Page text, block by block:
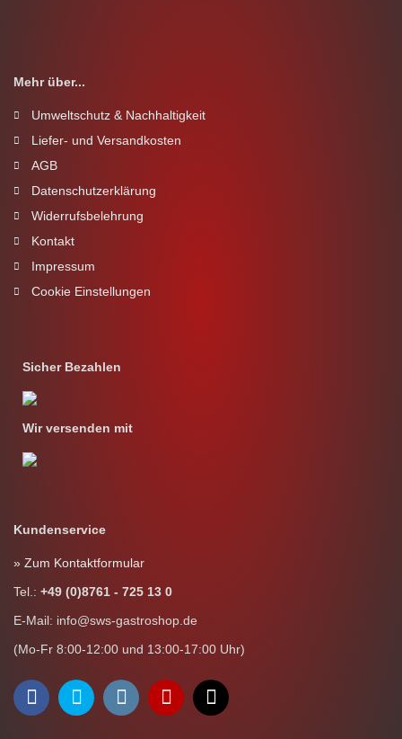
Mehr über...
Umweltschutz & Nachhaltigkeit
Liefer- und Versandkosten
AGB
Datenschutzerklärung
Widerrufsbelehrung
Kontakt
Impressum
Cookie Einstellungen
Sicher Bezahlen
Wir versenden mit
Kundenservice
» Zum Kontaktformular
Tel.: +49 (0)8761 - 725 13 0
E-Mail: info@sws-gastroshop.de
(Mo-Fr 8:00-12:00 und 13:00-17:00 Uhr)